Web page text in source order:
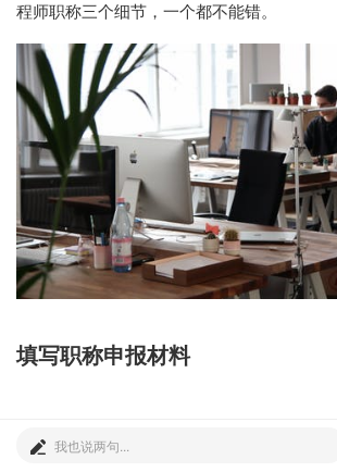
程师职称三个细节，一个都不能错。
填写职称申报材料
申报材料，申报材料决定了后续评审环节是
1、检查个人信息如实填写，联网信息官方